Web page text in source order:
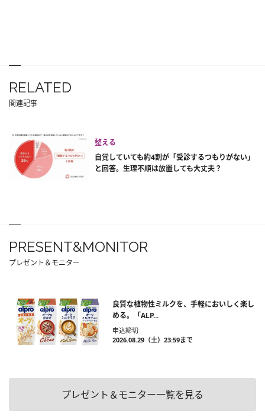
RELATED
関連記事
整える
自覚していても約4割が「受診するつもりがない」
と回答。生理不順は放置しても大丈夫？
PRESENT&MONITOR
プレゼント＆モニター
良質な植物性ミルクを、手軽においしく楽し
める。「ALP...
申込締切
2026.08.29（土）23:59まで
プレゼント＆モニター一覧を見る